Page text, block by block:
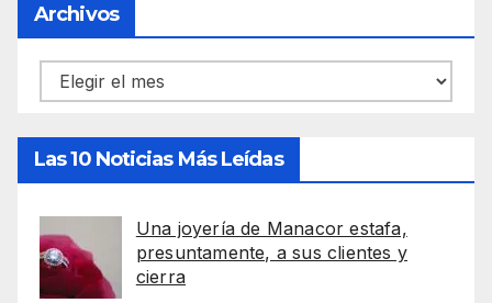
Archivos
Archivos
Las 10 Noticias Más Leídas
Una joyería de Manacor estafa,
presuntamente, a sus clientes y
cierra